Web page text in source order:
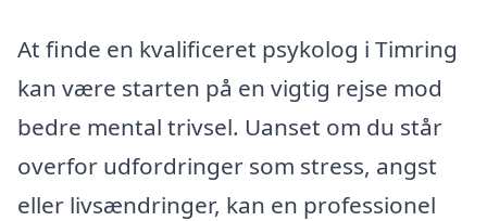
At finde en kvalificeret psykolog i Timring
kan være starten på en vigtig rejse mod
bedre mental trivsel. Uanset om du står
overfor udfordringer som stress, angst
eller livsændringer, kan en professionel